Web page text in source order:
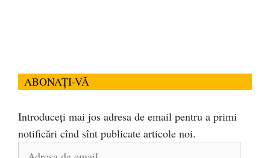
ABONAȚI-VĂ
Introduceți mai jos adresa de email pentru a primi
notificări cînd sînt publicate articole noi.
Adresa